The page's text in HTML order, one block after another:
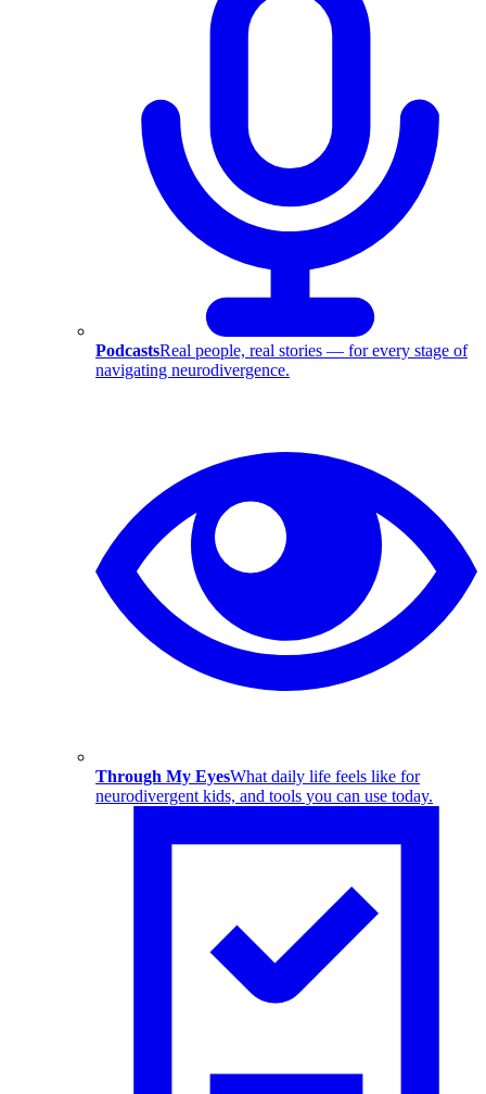
PodcastsReal people, real stories — for every stage of
navigating neurodivergence.
Through My EyesWhat daily life feels like for
neurodivergent kids, and tools you can use today.